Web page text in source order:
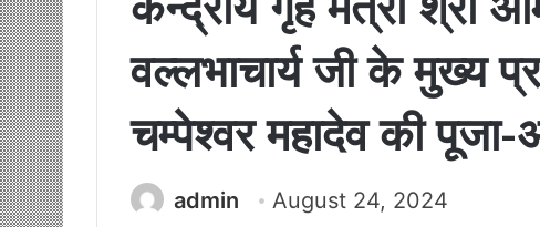
वल्लभाचार्य जी के मुख्य
चम्पेश्वर महादेव की पूजा-
admin August 24, 2024